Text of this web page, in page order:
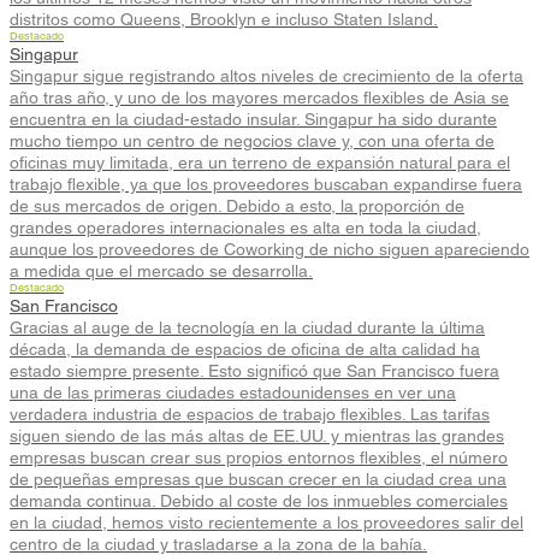
distritos como Queens, Brooklyn e incluso Staten Island.
Destacado
Singapur
Singapur sigue registrando altos niveles de crecimiento de la oferta
año tras año, y uno de los mayores mercados flexibles de Asia se
encuentra en la ciudad-estado insular. Singapur ha sido durante
mucho tiempo un centro de negocios clave y, con una oferta de
oficinas muy limitada, era un terreno de expansión natural para el
trabajo flexible, ya que los proveedores buscaban expandirse fuera
de sus mercados de origen. Debido a esto, la proporción de
grandes operadores internacionales es alta en toda la ciudad,
aunque los proveedores de Coworking de nicho siguen apareciendo
a medida que el mercado se desarrolla.
Destacado
San Francisco
Gracias al auge de la tecnología en la ciudad durante la última
década, la demanda de espacios de oficina de alta calidad ha
estado siempre presente. Esto significó que San Francisco fuera
una de las primeras ciudades estadounidenses en ver una
verdadera industria de espacios de trabajo flexibles. Las tarifas
siguen siendo de las más altas de EE.UU. y mientras las grandes
empresas buscan crear sus propios entornos flexibles, el número
de pequeñas empresas que buscan crecer en la ciudad crea una
demanda continua. Debido al coste de los inmuebles comerciales
en la ciudad, hemos visto recientemente a los proveedores salir del
centro de la ciudad y trasladarse a la zona de la bahía.